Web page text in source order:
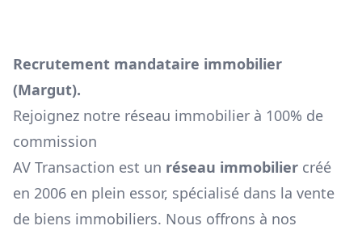
Recrutement mandataire immobilier
(Margut).
Rejoignez notre réseau immobilier à 100% de
commission
AV Transaction est un réseau immobilier créé
en 2006 en plein essor, spécialisé dans la vente
de biens immobiliers. Nous offrons à nos